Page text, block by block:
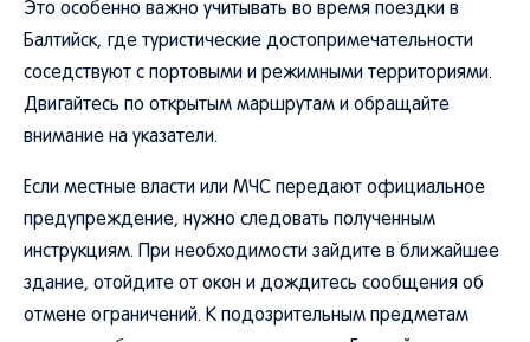
Это особенно важно учитывать во время поездки в
Балтийск, где туристические достопримечательности
соседствуют с портовыми и режимными территориями.
Двигайтесь по открытым маршрутам и обращайте
внимание на указатели.
Если местные власти или МЧС передают официальное
предупреждение, нужно следовать полученным
инструкциям. При необходимости зайдите в ближайшее
здание, отойдите от окон и дождитесь сообщения об
отмене ограничений. К подозрительным предметам